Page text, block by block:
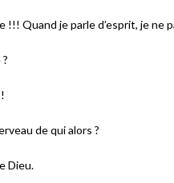
!!! Quand je parle d’esprit, je ne
de qui alors ?
Dieu.